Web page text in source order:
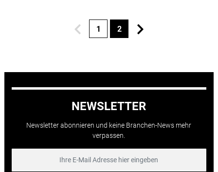
1 2
NEWSLETTER
Newsletter abonnieren und keine Branchen-News mehr
verpassen.